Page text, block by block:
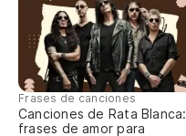
Frases de canciones
Canciones de Rata Blanca:
frases de amor para